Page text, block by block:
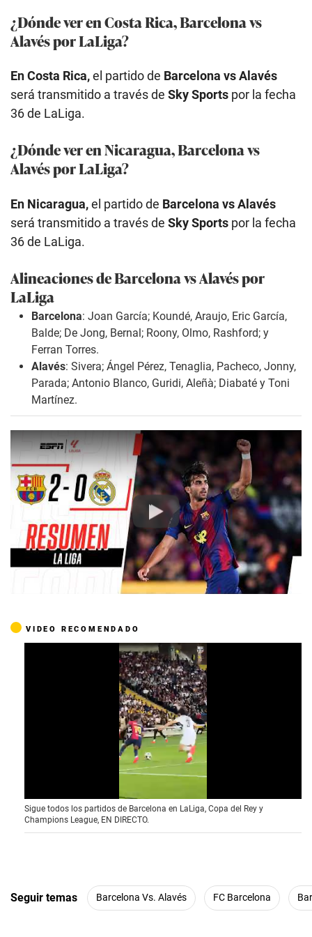
¿Dónde ver en Costa Rica, Barcelona vs
Alavés por LaLiga?
En Costa Rica,el partido de Barcelona vs Alavés
será transmitido a través de Sky Sports por la fecha
36 de LaLiga.
¿Dónde ver en Nicaragua, Barcelona vs
Alavés por LaLiga?
En Nicaragua,el partido de Barcelona vs Alavés
será transmitido a través de Sky Sports por la fecha
36 de LaLiga.
Alineaciones de Barcelona vs Alavés por
LaLiga
Barcelona: Joan García; Koundé, Araujo, Eric García,
Balde; De Jong, Bernal; Roony, Olmo, Rashford; y
Ferran Torres.
Alavés: Sivera; Ángel Pérez, Tenaglia, Pacheco, Jonny,
Parada; Antonio Blanco, Guridi, Aleñà; Diabaté y Toni
Martínez.
Play
VIDEO RECOMENDADO
0
s
e
c
o
f
Sigue todos los partidos de Barcelona en LaLiga, Copa del Rey y
Champions League, EN DIRECTO.
Seguir temas Barcelona Vs. Alavés FC Barcelona